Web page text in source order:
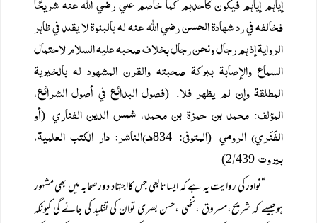
إياہم إياہم فيكون كأحدہم كما خاصم علي رضي اللہ عنہ شريحًا
فخالفہ في رد شہادۃ الحسن رضي اللہ عنہ لہ بالبنوۃ لا يقلد في ظاہر
الروايۃ إذ ہم رجال ونحن رجال بخلاف صحبہ عليہ السلام لاحتمال
السماع والإصابۃ ببركۃ صحبتہ والقرن المشہود لہ بالخيريۃ
المطلقۃ وإن لم يظہر فلا. (فصول البدائع في أصول الشرائع،
المؤلف: محمد بن حمزۃ بن محمد، شمس الدين الفناري (أو
الفَنَري) الرومي (المتوفی: 834
هـ)الناشر: دار الكتب العلميۃ،
بيروت2
/439)
“نوادر کی روایت یہ ہے کہ ایساتابعی جس کااجتہاد دورصحابہ میں بھی مشہور
ہوجیسے کہ شریح،مسروق ،نخعی ،حسن بصری توان کی تقلید کی جائے گی کیونکہ